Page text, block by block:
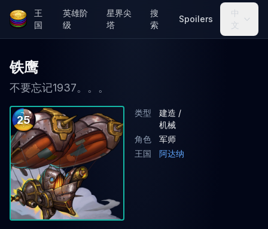
王
国
英雄阶
级
星界尖
塔
搜
索
Spoilers
中
文
铁鹰
不要忘记1937。。。
25
类型
建造 /
机械
角色
军师
王国
阿达纳